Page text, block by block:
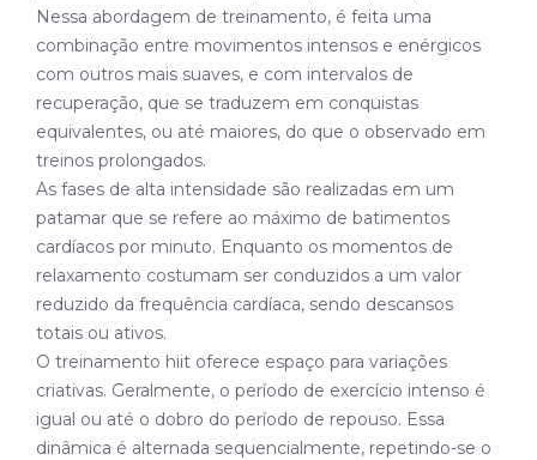
Nessa abordagem de treinamento, é feita uma
combinação entre movimentos intensos e enérgicos
com outros mais suaves, e com intervalos de
recuperação, que se traduzem em conquistas
equivalentes, ou até maiores, do que o observado em
treinos prolongados.
As fases de alta intensidade são realizadas em um
patamar que se refere ao máximo de batimentos
cardíacos por minuto. Enquanto os momentos de
relaxamento costumam ser conduzidos a um valor
reduzido da frequência cardíaca, sendo descansos
totais ou ativos.
O treinamento hiit oferece espaço para variações
criativas. Geralmente, o período de exercício intenso é
igual ou até o dobro do período de repouso. Essa
dinâmica é alternada sequencialmente, repetindo-se o